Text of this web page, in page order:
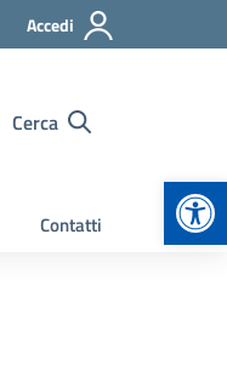
Accedi
Cerca
Contatti